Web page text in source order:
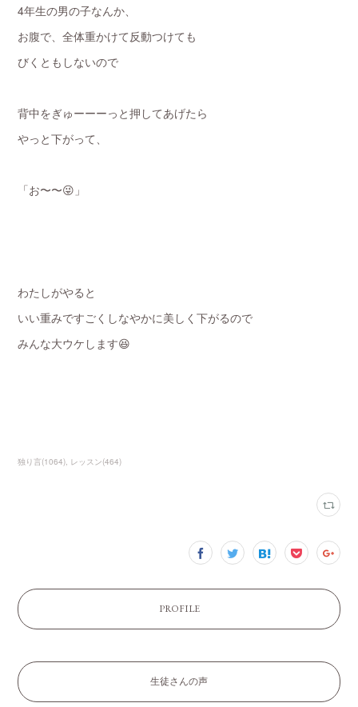
4年生の男の子なんか、
お腹で、全体重かけて反動つけても
びくともしないので
背中をぎゅーーーっと押してあげたら
やっと下がって、
「お〜〜😜」
わたしがやると
いい重みですごくしなやかに美しく下がるので
みんな大ウケします😆
独り言(1064) レッスン(464)
PROFILE
生徒さんの声